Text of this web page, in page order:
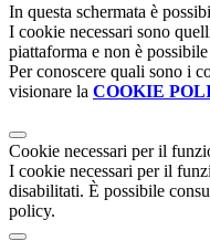
In questa schermata è
I cookie necessari sono
piattaforma e non è
Per conoscere quali sono i
visionare la COOKIE
Cookie necessari per il
I cookie necessari per il
disabilitati. È possibile
policy.